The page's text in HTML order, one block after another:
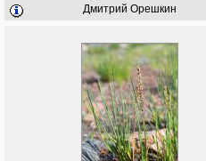
Дмитрий Орешкин